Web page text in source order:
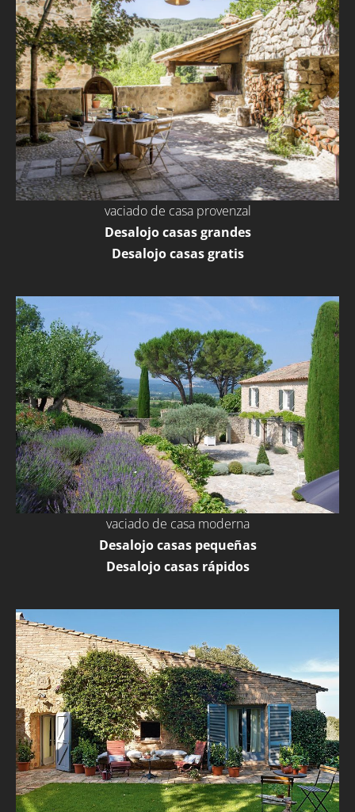
vaciado de casa provenzal
Desalojo casas grandes
Desalojo casas gratis
vaciado de casa moderna
Desalojo casas pequeñas
Desalojo casas rápidos